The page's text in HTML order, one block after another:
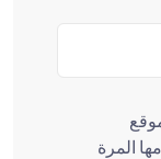
المرة